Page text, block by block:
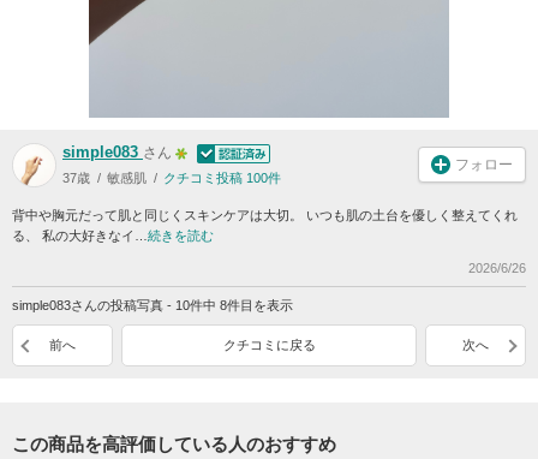
simple083 さん
37歳 敏感肌 クチコミ投稿 100件
フォロー
背中や胸元だって肌と同じくスキンケアは大切。 いつも肌の土台を優しく整えてくれ
る、 私の大好きなイ… 続きを読む
2026/6/26
simple083さんの投稿写真 - 10件中 8件目を表示
前へ クチコミに戻る 次へ
この商品を高評価している人のおすすめ